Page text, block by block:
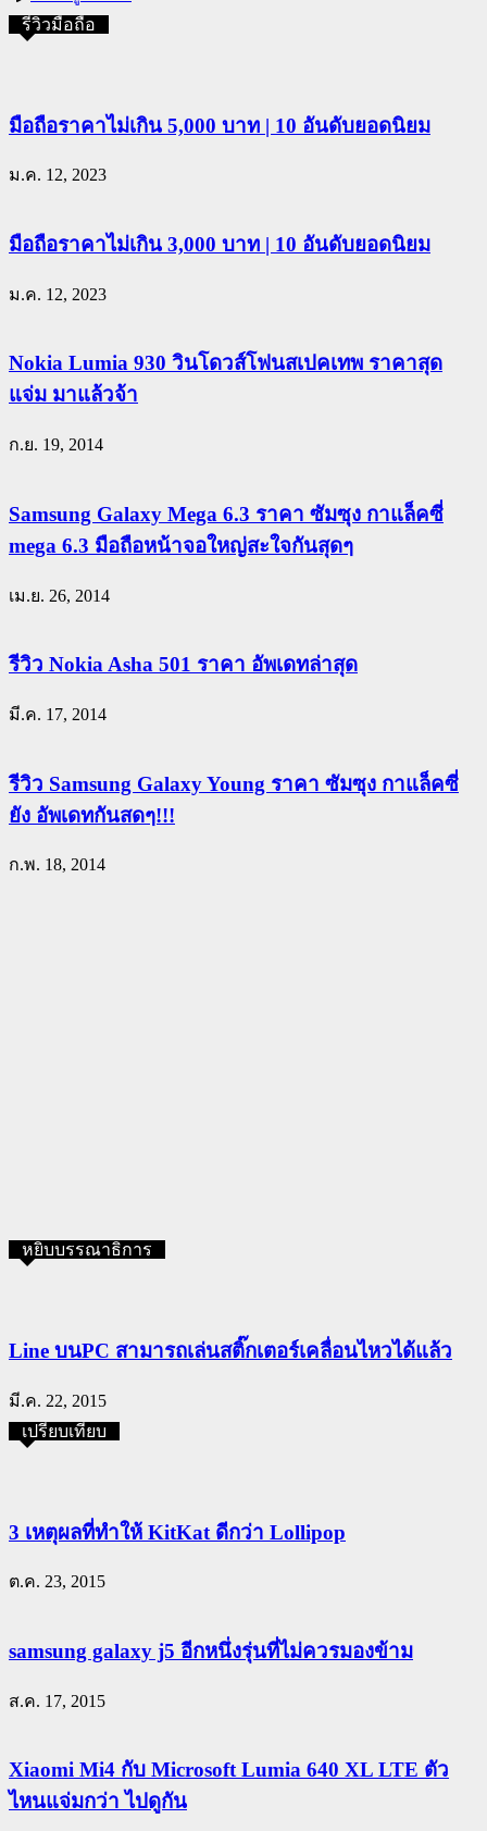
รีวิวมือถือ
มือถือราคาไม่เกิน 5,000 บาท | 10 อันดับยอดนิยม
ม.ค. 12, 2023
มือถือราคาไม่เกิน 3,000 บาท | 10 อันดับยอดนิยม
ม.ค. 12, 2023
Nokia Lumia 930 วินโดวส์โฟนสเปคเทพ ราคาสุด
แจ่ม มาแล้วจ้า
ก.ย. 19, 2014
Samsung Galaxy Mega 6.3 ราคา ซัมซุง กาแล็คซี่
mega 6.3 มือถือหน้าจอใหญ่สะใจกันสุดๆ
เม.ย. 26, 2014
รีวิว Nokia Asha 501 ราคา อัพเดทล่าสุด
มี.ค. 17, 2014
รีวิว Samsung Galaxy Young ราคา ซัมซุง กาแล็คซี่
ยัง อัพเดทกันสดๆ!!!
ก.พ. 18, 2014
หยิบบรรณาธิการ
Line บนPC สามารถเล่นสติ๊กเตอร์เคลื่อนไหวได้แล้ว
มี.ค. 22, 2015
เปรียบเทียบ
3 เหตุผลที่ทำให้ KitKat ดีกว่า Lollipop
ต.ค. 23, 2015
samsung galaxy j5 อีกหนึ่งรุ่นที่ไม่ควรมองข้าม
ส.ค. 17, 2015
Xiaomi Mi4 กับ Microsoft Lumia 640 XL LTE ตัว
ไหนแจ่มกว่า ไปดูกัน